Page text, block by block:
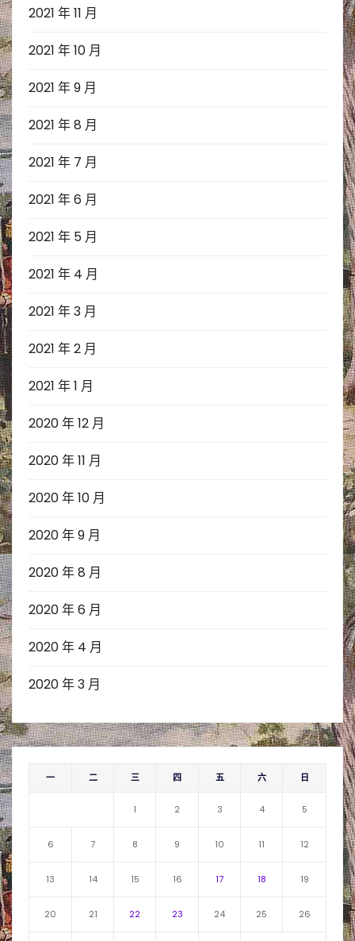
2021 年 11 月
2021 年 10 月
2021 年 9 月
2021 年 8 月
2021 年 7 月
2021 年 6 月
2021 年 5 月
2021 年 4 月
2021 年 3 月
2021 年 2 月
2021 年 1 月
2020 年 12 月
2020 年 11 月
2020 年 10 月
2020 年 9 月
2020 年 8 月
2020 年 6 月
2020 年 4 月
2020 年 3 月
一 二 三 四 五 六 日
1 2 3 4 5
6 7 8 9 10 11 12
13 14 15 16 17 18 19
20 21 22 23 24 25 26